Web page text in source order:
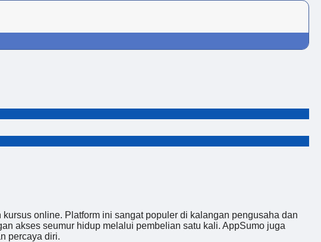
online. Platform ini sangat populer di kalangan pengusaha dan
akses seumur hidup melalui pembelian satu kali. AppSumo juga
percaya diri.